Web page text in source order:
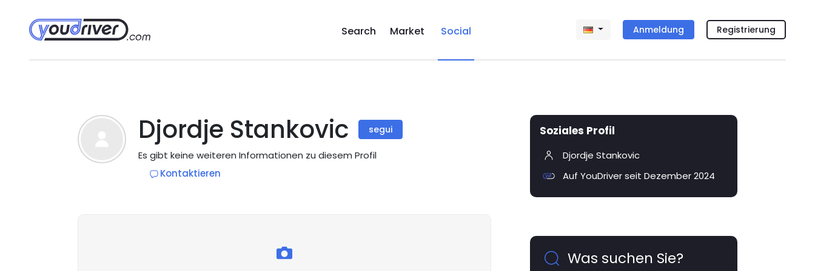
Search Market Social Anmeldung Registrierung
Djordje Stankovic segui
Es gibt keine weiteren Informationen zu diesem Profil
Kontaktieren
Soziales Profil
Djordje Stankovic
Auf YouDriver seit Dezember 2024
Was suchen Sie?